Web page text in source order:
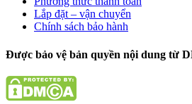
Lắp đặt – vận chuyển
Chính sách bảo hành
Được bảo vệ bản quyền nội dung từ